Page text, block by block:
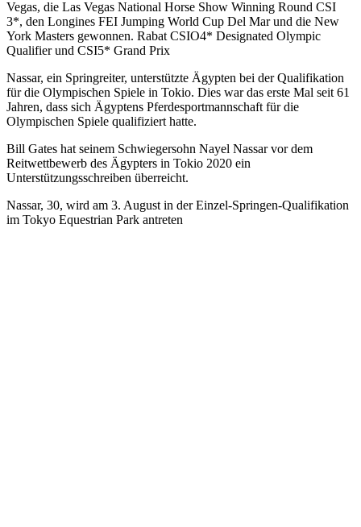
Vegas, die Las Vegas National Horse Show Winning Round CSI
3*, den Longines FEI Jumping World Cup Del Mar und die New
York Masters gewonnen. Rabat CSIO4* Designated Olympic
Qualifier und CSI5* Grand Prix
Nassar, ein Springreiter, unterstützte Ägypten bei der Qualifikation
für die Olympischen Spiele in Tokio. Dies war das erste Mal seit 61
Jahren, dass sich Ägyptens Pferdesportmannschaft für die
Olympischen Spiele qualifiziert hatte.
Bill Gates hat seinem Schwiegersohn Nayel Nassar vor dem
Reitwettbewerb des Ägypters in Tokio 2020 ein
Unterstützungsschreiben überreicht.
Nassar, 30, wird am 3. August in der Einzel-Springen-Qualifikation
im Tokyo Equestrian Park antreten